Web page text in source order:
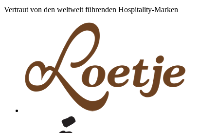
Vertraut von den weltweit führenden Hospitality-Marken